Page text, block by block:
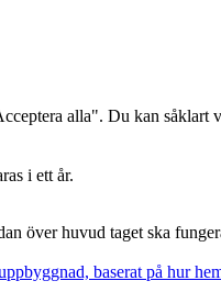
alla". Du kan
i ett år.
över huvud taget ska
baserat på hur